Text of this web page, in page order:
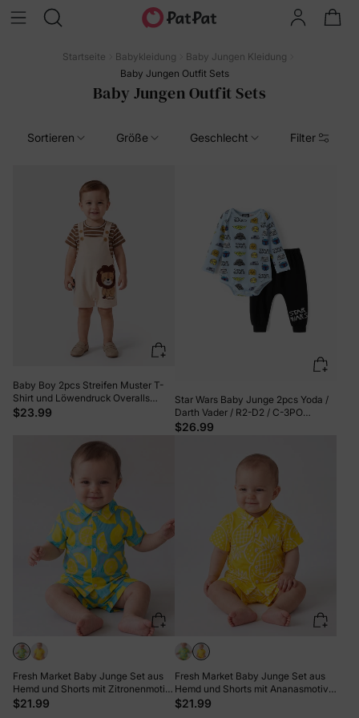
Startseite Babykleidung
Baby Jungen Kleidung
Baby Jungen Outfit Sets
Baby Jungen Outfit Sets
Sortieren Größe Geschlecht Filter
Baby Boy 2pcs Streifen Muster T-
Shirt und Löwendruck Overalls
Shorts Set khaki
$23.99
Star Wars Baby Junge 2pcs Yoda /
Darth Vader / R2-D2 / C-3PO
Kindliche Charakter Grafik
$26.99
Fresh Market Baby Junge Set aus
Hemd und Shorts mit Zitronenmotiv
türkis
$21.99
Fresh Market Baby Junge Set aus
Hemd und Shorts mit Ananasmotiv
gelb
$21.99